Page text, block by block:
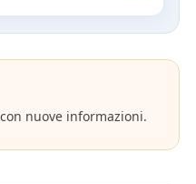
nuove informazioni.